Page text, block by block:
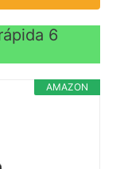
6
AMAZON